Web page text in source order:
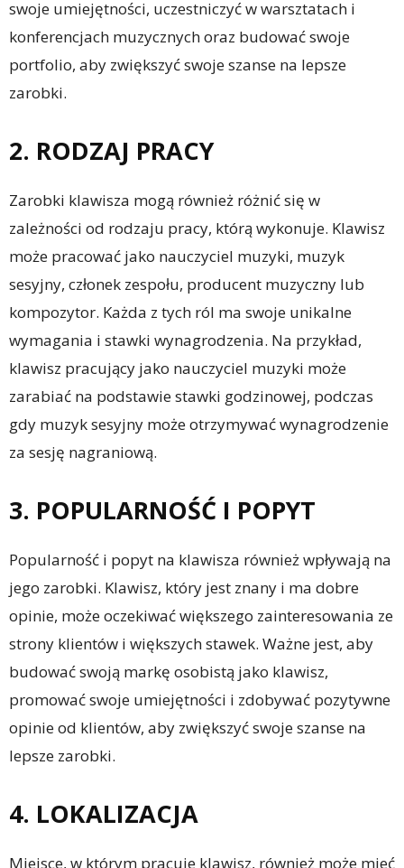
swoje umiejętności, uczestniczyć w warsztatach i
konferencjach muzycznych oraz budować swoje
portfolio, aby zwiększyć swoje szanse na lepsze
zarobki.
2. RODZAJ PRACY
Zarobki klawisza mogą również różnić się w
zależności od rodzaju pracy, którą wykonuje. Klawisz
może pracować jako nauczyciel muzyki, muzyk
sesyjny, członek zespołu, producent muzyczny lub
kompozytor. Każda z tych ról ma swoje unikalne
wymagania i stawki wynagrodzenia. Na przykład,
klawisz pracujący jako nauczyciel muzyki może
zarabiać na podstawie stawki godzinowej, podczas
gdy muzyk sesyjny może otrzymywać wynagrodzenie
za sesję nagraniową.
3. POPULARNOŚĆ I POPYT
Popularność i popyt na klawisza również wpływają na
jego zarobki. Klawisz, który jest znany i ma dobre
opinie, może oczekiwać większego zainteresowania ze
strony klientów i większych stawek. Ważne jest, aby
budować swoją markę osobistą jako klawisz,
promować swoje umiejętności i zdobywać pozytywne
opinie od klientów, aby zwiększyć swoje szanse na
lepsze zarobki.
4. LOKALIZACJA
Miejsce, w którym pracuje klawisz, również może mieć